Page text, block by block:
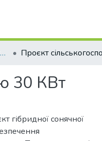
141 «Електроенергетика, електротехніка та електромеханіка» - Бакалаври 2025-2026
30 КВт
гібридної сонячної